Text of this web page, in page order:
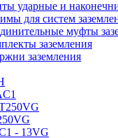
ударные и
для систем
муфты
заземления
заземления
- 13VG